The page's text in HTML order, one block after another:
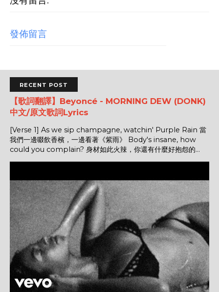
發佈留言
RECENT POST
【歌詞翻譯】Beyoncé - MORNING DEW (DONK)
中文/原文歌詞Lyrics
[Verse 1] As we sip champagne, watchin' Purple Rain 當
我們一邊啜飲香檳，一邊看著《紫雨》 Body's insane, how
could you complain? 身材如此火辣，你還有什麼好抱怨的...